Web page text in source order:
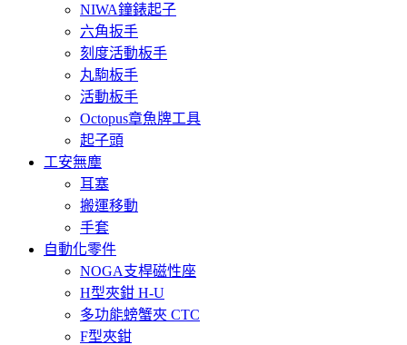
NIWA鐘錶起子
六角扳手
刻度活動板手
丸駒板手
活動板手
Octopus章魚牌工具
起子頭
工安無塵
耳塞
搬運移動
手套
自動化零件
NOGA支桿磁性座
H型夾鉗 H-U
多功能螃蟹夾 CTC
F型夾鉗